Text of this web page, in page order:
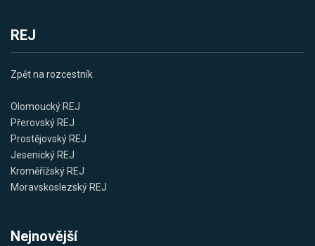
REJ
Zpět na rozcestník
Olomoucký REJ
Přerovský REJ
Prostějovský REJ
Jesenický REJ
Kroměřížský REJ
Moravskoslezský REJ
Nejnovější